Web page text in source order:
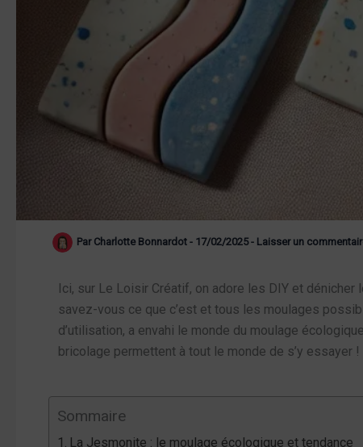
Par Charlotte Bonnardot - 17/02/2025- Laisser un
Ici, sur Le Loisir Créatif, on adore les DIY et dénicher
savez-vous ce que c’est et tous les moulages
d’utilisation, a envahi le monde du moulage
bricolage permettent à tout le monde de s’y essayer !
Sommaire
La Jesmonite : le moulage écologique et tendance